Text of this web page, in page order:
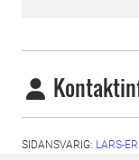
SIDANSVARIG: LARS-